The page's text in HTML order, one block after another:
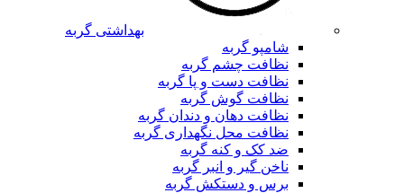
بهداشتی گربه
شامپو گربه
نظافت چشم گربه
نظافت دست و پا گربه
نظافت گوش گربه
نظافت دهان و دندان گربه
نظافت محل نگهداری گربه
ضد کک و کنه گربه
ناخن گیر و انبر گربه
برس و دستکش گربه